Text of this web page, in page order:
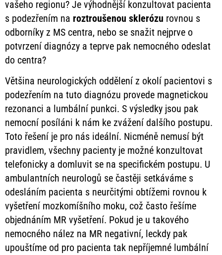
vašeho regionu? Je výhodnější konzultovat pacienta
s podezřením na roztroušenou sklerózu rovnou s
odborníky z MS centra, nebo se snažit nejprve o
potvrzení diagnózy a teprve pak nemocného odeslat
do centra?
Většina neurologických oddělení z okolí pacientovi s
podezřením na tuto diagnózu provede magnetickou
rezonanci a lumbální punkci. S výsledky jsou pak
nemocní posíláni k nám ke zvážení dalšího postupu.
Toto řešení je pro nás ideální. Nicméně nemusí být
pravidlem, všechny pacienty je možné konzultovat
telefonicky a domluvit se na specifickém postupu. U
ambulantních neurologů se častěji setkáváme s
odesláním pacienta s neurčitými obtížemi rovnou k
vyšetření mozkomíšního moku, což často řešíme
objednáním MR vyšetření. Pokud je u takového
nemocného nález na MR negativní, leckdy pak
upouštíme od pro pacienta tak nepříjemné lumbální